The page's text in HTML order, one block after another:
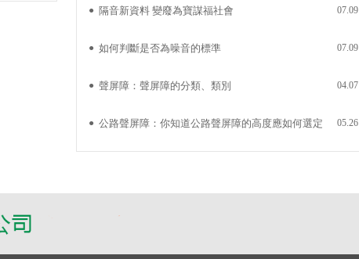
● 隔音新資料 變廢為寶謀福社會 07.09
● 如何判斷是否為噪音的標準 07.09
● 聲屏障：聲屏障的分類、類別 04.07
● 公路聲屏障：你知道公路聲屏障的高度應如何選定 05.26